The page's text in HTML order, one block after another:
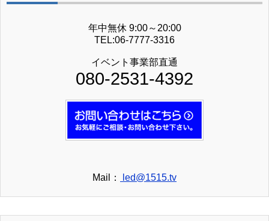
年中無休 9:00～20:00
TEL:06-7777-3316
イベント事業部直通
080-2531-4392
Mail： led@1515.tv